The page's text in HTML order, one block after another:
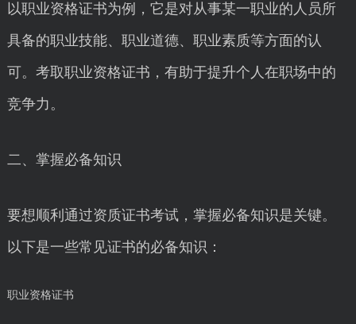
以职业资格证书为例，它是对从事某一职业的人员所
具备的职业技能、职业道德、职业素质等方面的认
可。考取职业资格证书，有助于提升个人在职场中的
竞争力。
二、掌握必备知识
要想顺利通过资质证书考试，掌握必备知识是关键。
以下是一些常见证书的必备知识：
职业资格证书